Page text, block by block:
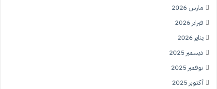
مارس 2026
فبراير 2026
يناير 2026
ديسمبر 2025
نوفمبر 2025
أكتوبر 2025